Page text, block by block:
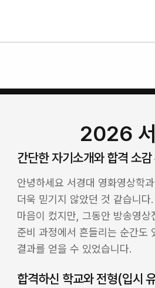
2026 서
간단한 자기소개와 합격 소
안녕하세요 서경대 영화영상학
더욱 믿기지 않았던 것 같습니
마음이 컸지만, 그동안 방송영
준비 과정에서 흔들리는 순간도
결과를 얻을 수 있었습니다.
합격하신 학교와 전형(입시